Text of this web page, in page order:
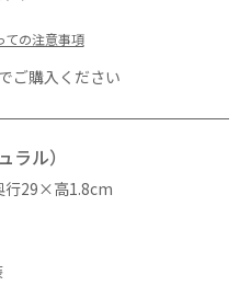
ての注意事項
ご購入ください
ル）
行29×高1.8cm